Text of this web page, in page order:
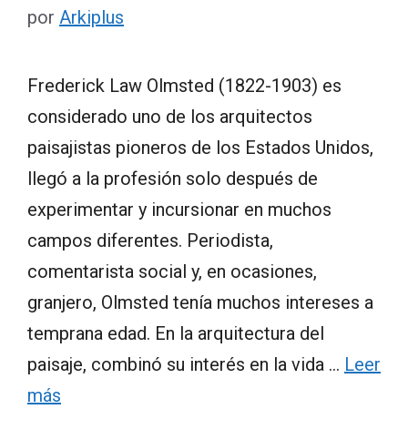
por Arkiplus
Frederick Law Olmsted (1822-1903) es
considerado uno de los arquitectos
paisajistas pioneros de los Estados Unidos,
llegó a la profesión solo después de
experimentar y incursionar en muchos
campos diferentes. Periodista,
comentarista social y, en ocasiones,
granjero, Olmsted tenía muchos intereses a
temprana edad. En la arquitectura del
paisaje, combinó su interés en la vida … Leer
más